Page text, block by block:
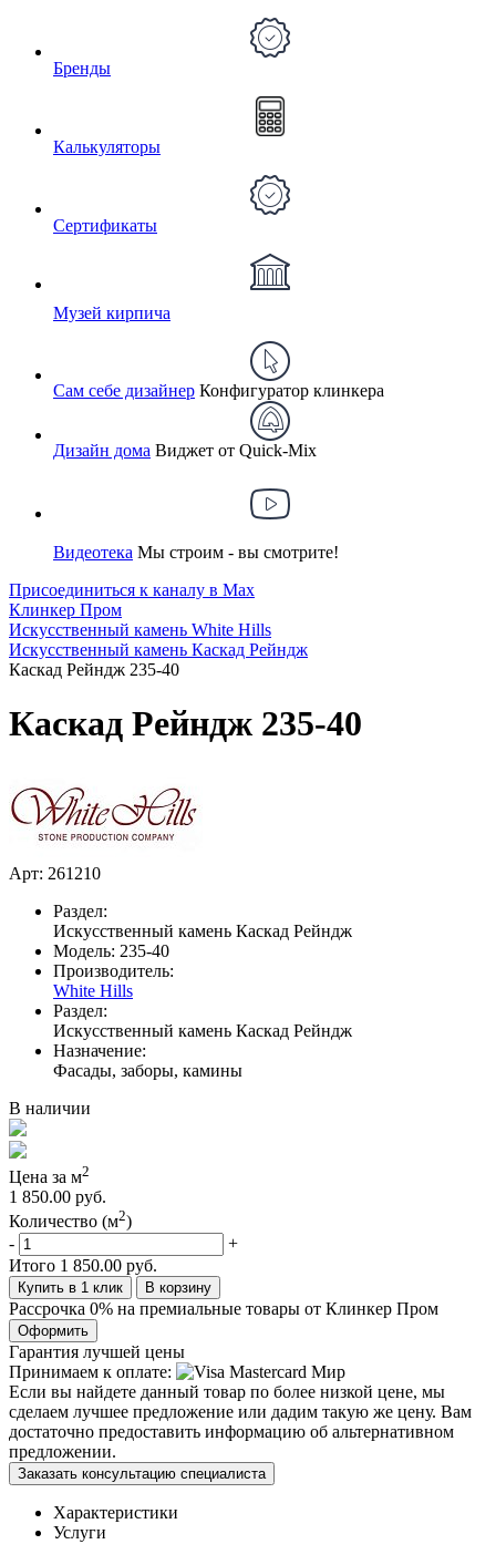
Бренды
Калькуляторы
Сертификаты
Музей кирпича
Сам себе дизайнер Конфигуратор клинкера
Дизайн дома Виджет от Quick-Mix
Видеотека Мы строим - вы смотрите!
Присоединиться к каналу в Max
Клинкер Пром
Искусственный камень White Hills
Искусственный камень Каскад Рейндж
Каскад Рейндж 235-40
Каскад Рейндж 235-40
Арт: 261210
Раздел:
Искусственный камень Каскад Рейндж
Модель: 235-40
Производитель:
White Hills
Раздел:
Искусственный камень Каскад Рейндж
Назначение:
Фасады, заборы, камины
В наличии
Цена за м2
1 850.00 руб.
Количество (м2)
-
+
Итого 1 850.00 руб.
Купить в 1 клик В корзину
Рассрочка 0% на премиальные товары от Клинкер Пром
Оформить
Гарантия лучшей цены
Принимаем к оплате:
Если вы найдете данный товар по более низкой цене, мы
сделаем лучшее предложение или дадим такую же цену. Вам
достаточно предоставить информацию об альтернативном
предложении.
Заказать консультацию специалиста
Характеристики
Услуги